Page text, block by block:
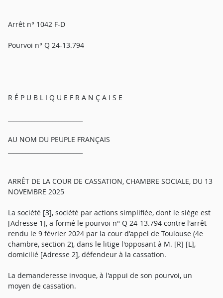
Arrêt n° 1042 F-D
Pourvoi n° Q 24-13.794
R É P U B L I Q U E F R A N Ç A I S E
AU NOM DU PEUPLE FRANÇAIS
ARRÊT DE LA COUR DE CASSATION, CHAMBRE SOCIALE, DU 13
NOVEMBRE 2025
La société [3], société par actions simplifiée, dont le siège est
[Adresse 1], a formé le pourvoi n° Q 24-13.794 contre l'arrêt
rendu le 9 février 2024 par la cour d'appel de Toulouse (4e
chambre, section 2), dans le litige l'opposant à M. [R] [L],
domicilié [Adresse 2], défendeur à la cassation.
La demanderesse invoque, à l'appui de son pourvoi, un
moyen de cassation.